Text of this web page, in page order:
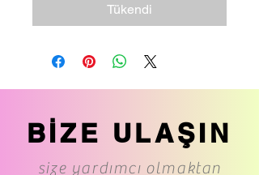
Tükendi
BİZE ULAŞIN
size yardımcı olmaktan